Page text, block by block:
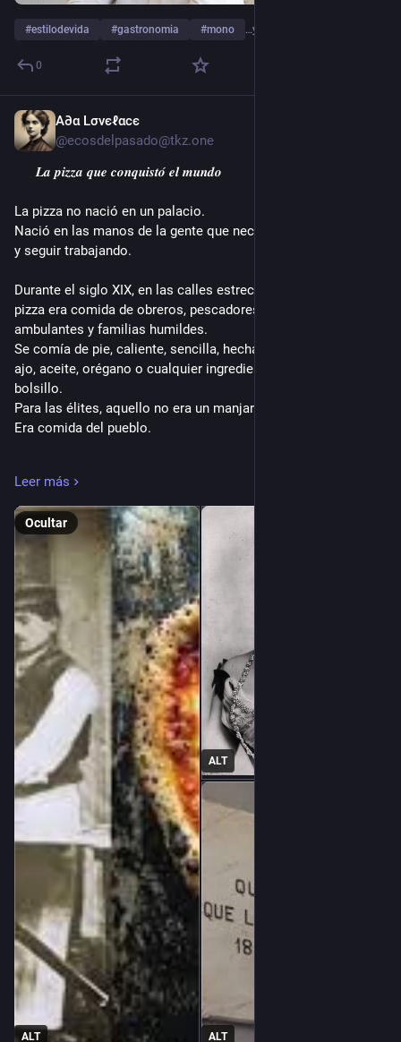
#estilodevida #gastronomia #mono …y 4 más
0
A∂α Lσνєℓαcє
@ecosdelpasado@tkz.one
𝑳𝒂 𝒑𝒊𝒛𝒛𝒂 𝒒𝒖𝒆 𝒄𝒐𝒏𝒒𝒖𝒊𝒔𝒕𝒐́ 𝒆𝒍 𝒎𝒖𝒏𝒅𝒐
La pizza no nació en un palacio.
Nació en las manos de la gente que necesitaba comer barato
y seguir trabajando.
Durante el siglo XIX, en las calles estrechas de Nápoles, la
pizza era comida de obreros, pescadores, vendedores
ambulantes y familias humildes.
Se comía de pie, caliente, sencilla, hecha con masa, tomate,
ajo, aceite, orégano o cualquier ingrediente que permitiera el
bolsillo.
Para las élites, aquello no era un manjar.
Era comida del pueblo.
La pizza no pretendía ser elegante.
Era rápida, nutritiva, económica y profundamente napolitana.
Olía a horno de leña, a calle, a puerto, a manos trabajadoras y
a una ciudad que sabía convertir pocos ingredientes en algo
memorable.
Sin embargo, la historia de la pizza comenzó mucho antes.
Ya en la Antigüedad existían panes planos que servían como
base para otros alimentos.
Los griegos preparaban el *plakous*, los romanos consumían
diversas tortas de pan condimentadas y, durante siglos,
muchas culturas mediterráneas utilizaron masas horneadas
como soporte para ingredientes sencillos.
Lo que hizo diferente a la pizza napolitana fue un ingrediente
llegado desde América: el tomate.
Cuando el tomate apareció en Europa durante el siglo XVI,
muchos lo consideraron una planta ornamental e incluso
Durante bastante tiempo se creyó que podía ser venenoso.
Fueron las clases populares del sur de Italia quienes
comenzaron a incorporarlo a su alimentación.
Sin saberlo, estaban creando la combinación que acabaría
dando fama mundial a la pizza.
Luego llegó la historia que cambiaría su destino.
Leer más
ALT
ALT
ALT
Ocultar